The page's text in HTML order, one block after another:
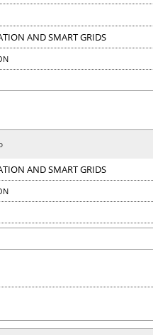
AND SMART GRIDS
AND SMART GRIDS